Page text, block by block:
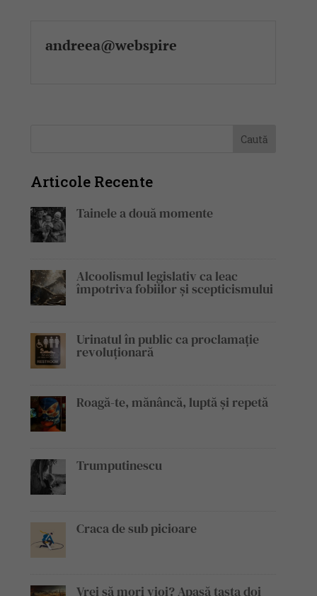
andreea@webspire
Articole Recente
Tainele a două momente
Alcoolismul legislativ ca leac
împotriva fobiilor și scepticismului
Urinatul în public ca proclamație
revoluționară
Roagă-te, mănâncă, luptă și repetă
Trumputinescu
Craca de sub picioare
Vrei să mori vioi? Apasă tasta doi